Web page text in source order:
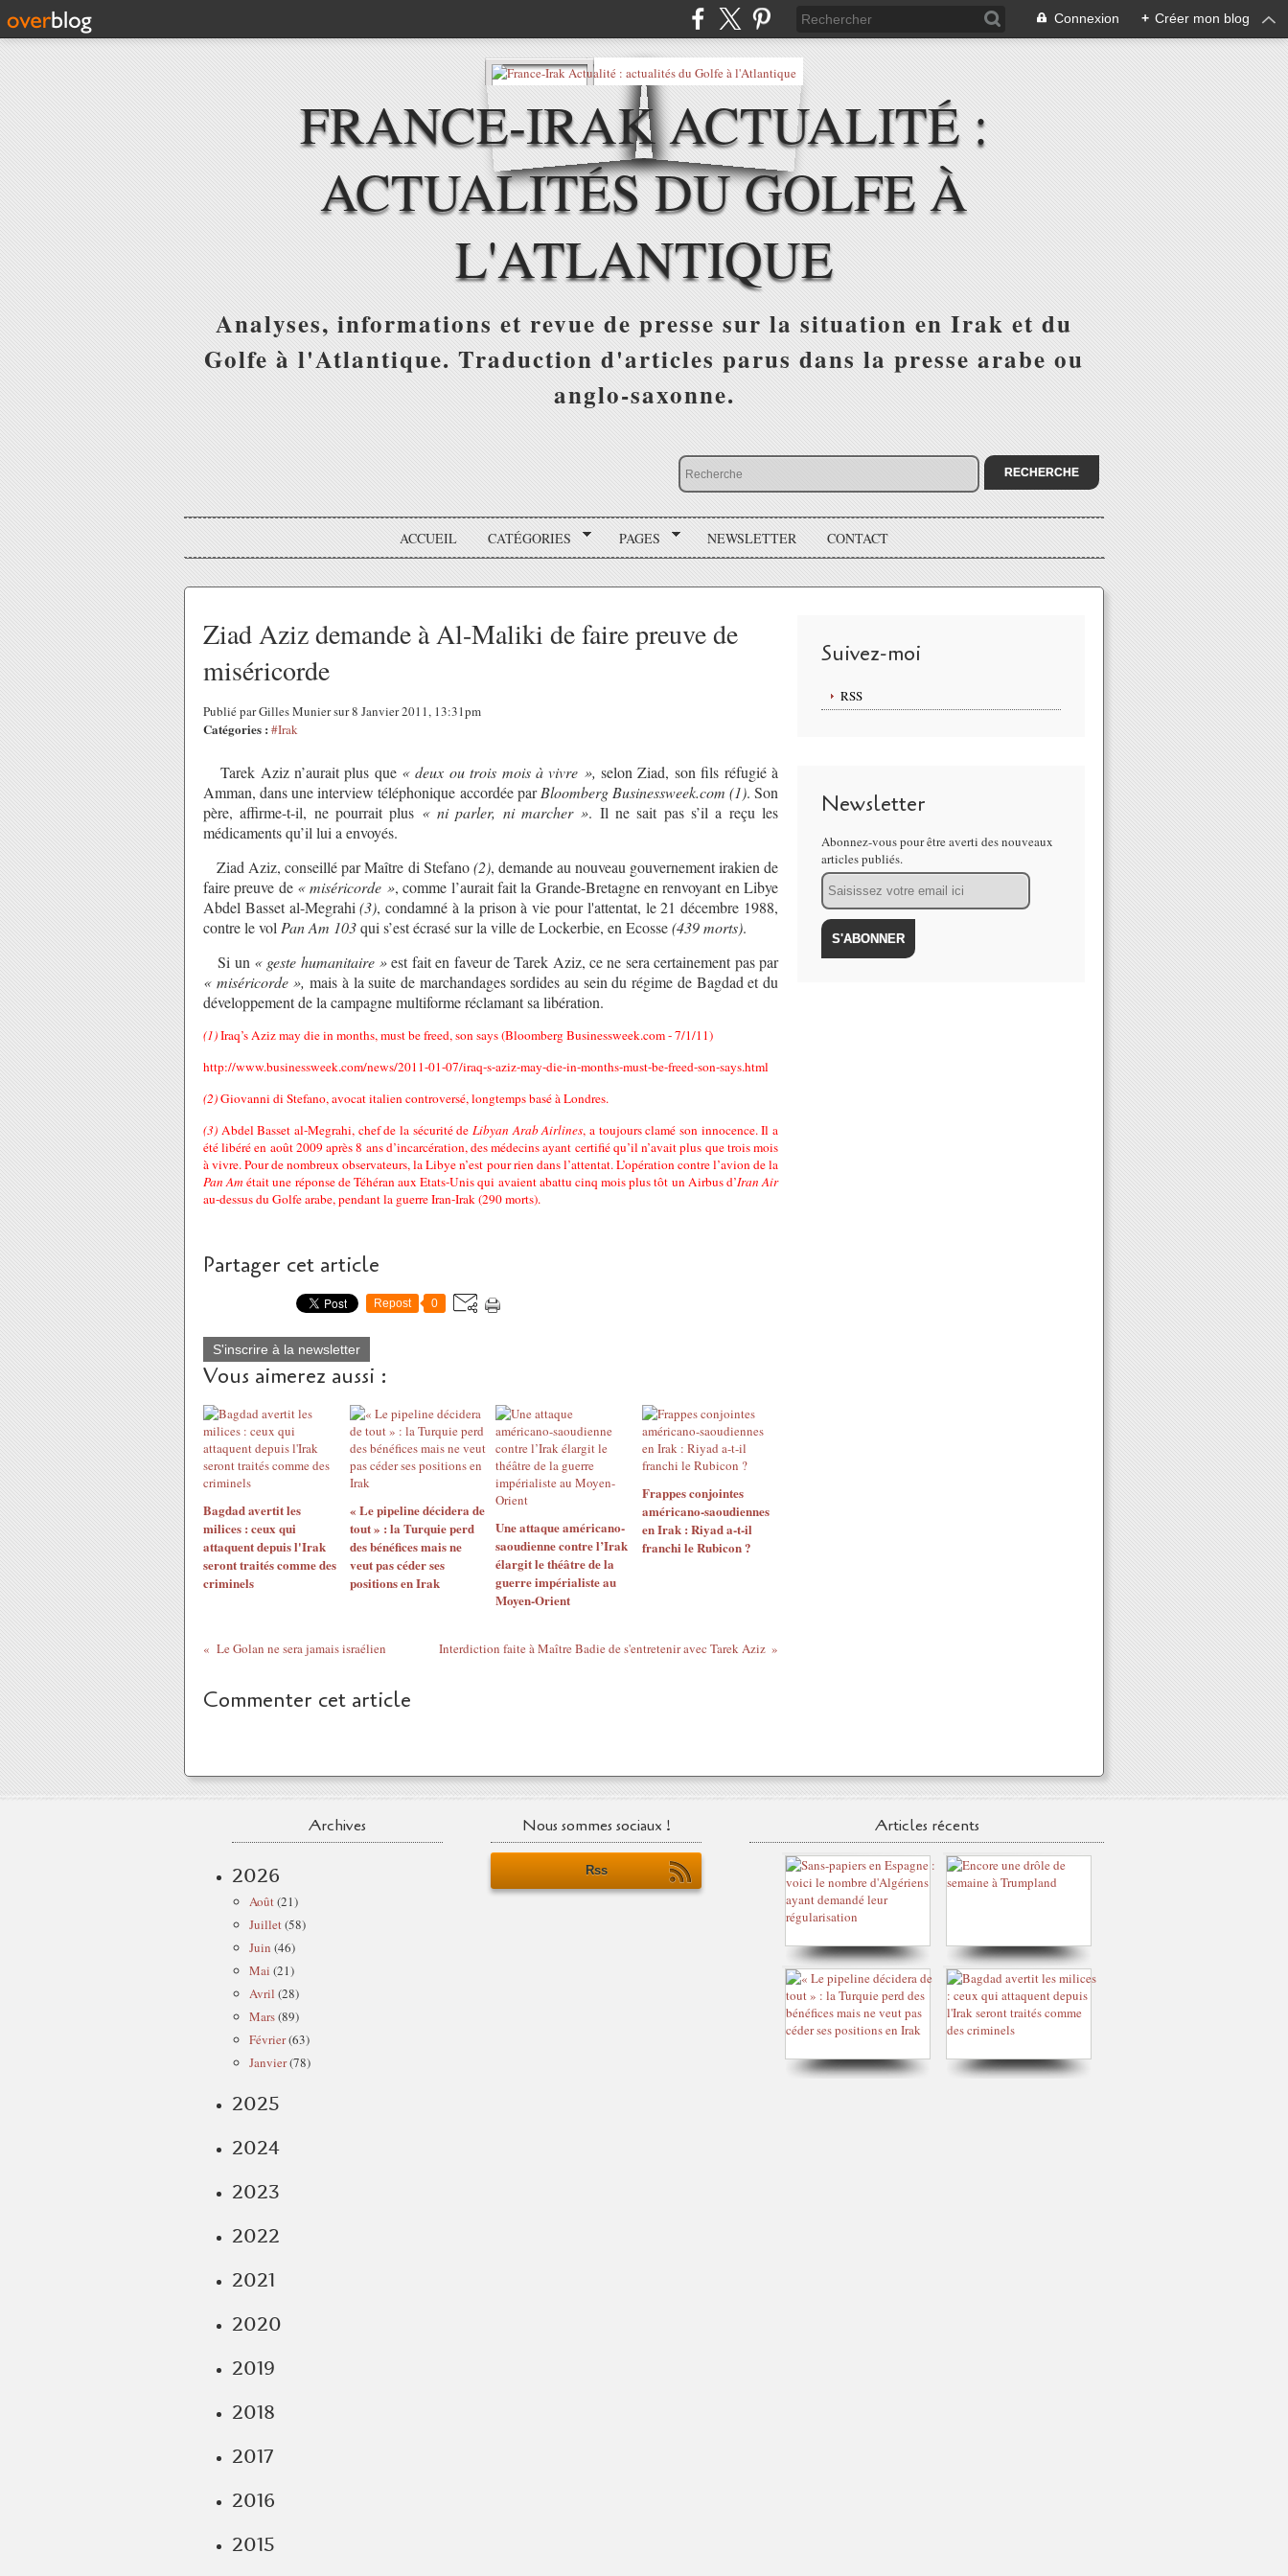
Connexion + Créer mon blog
FRANCE-IRAK ACTUALITÉ :
ACTUALITÉS DU GOLFE À
L'ATLANTIQUE
Analyses, informations et revue de presse sur la situation en Irak et du
Golfe à l'Atlantique. Traduction d'articles parus dans la presse arabe ou
anglo-saxonne.
ACCUEIL CATÉGORIES PAGES NEWSLETTER CONTACT
Ziad Aziz demande à Al-Maliki de faire preuve de
miséricorde
Publié par Gilles Munier sur 8 Janvier 2011, 13:31pm
Catégories : #Irak
Tarek Aziz n’aurait plus que « deux ou trois mois à vivre », selon Ziad, son fils réfugié à
Amman, dans une interview téléphonique accordée parBloomberg Businessweek.com (1). Son
père, affirme-t-il, ne pourrait plus « ni parler, ni marcher ». Il ne sait pas s’il a reçu les
médicaments qu’il lui a envoyés.
Ziad Aziz, conseillé par Maître di Stefano(2), demande au nouveau gouvernement irakien de
faire preuve de « miséricorde », comme l’aurait fait la Grande-Bretagne en renvoyant en Libye
Abdel Basset al-Megrahi(3), condamné à la prison à vie pour l'attentat, le 21 décembre 1988,
contre le vol Pan Am 103qui s’est écrasé sur la ville de Lockerbie, en Ecosse(439 morts).
Si un « geste humanitaire »est fait en faveur de Tarek Aziz, ce ne sera certainement pas par
« miséricorde », mais à la suite de marchandages sordides au sein du régime de Bagdad et du
développement de la campagne multiforme réclamant sa libération.
(1)Iraq’s Aziz may die in months, must be freed, son says (Bloomberg Businessweek.com - 7/1/11)
http://www.businessweek.com/news/2011-01-07/iraq-s-aziz-may-die-in-months-must-be-freed-son-says.html
(2)Giovanni di Stefano, avocat italien controversé, longtemps basé à Londres.
(3) Abdel Basset al-Megrahi, chef de la sécurité deLibyan Arab Airlines, a toujours clamé son innocence. Il a
été libéré en août 2009 après 8 ans d’incarcération, des médecins ayant certifié qu’il n’avait plus que trois mois
à vivre. Pour de nombreux observateurs, la Libye n’est pour rien dans l’attentat. L’opération contre l’avion de la
Pan Amétait une réponse de Téhéran aux Etats-Unis qui avaient abattu cinq mois plus tôt un Airbus d’Iran Air
au-dessus du Golfe arabe, pendant la guerre Iran-Irak (290 morts).
Partager cet article
Repost 0
S'inscrire à la newsletter
Vous aimerez aussi :
Bagdad avertit les
milices : ceux qui
attaquent depuis l'Irak
seront traités comme des
criminels
« Le pipeline décidera de
tout » : la Turquie perd
des bénéfices mais ne
veut pas céder ses
positions en Irak
Une attaque américano-
saoudienne contre l’Irak
élargit le théâtre de la
guerre impérialiste au
Moyen-Orient
Frappes conjointes
américano-saoudiennes
en Irak : Riyad a-t-il
franchi le Rubicon ?
Le Golan ne sera jamais israélien Interdiction faite à Maître Badie de s'entretenir avec Tarek Aziz
Commenter cet article
Suivez-moi
RSS
Newsletter
Abonnez-vous pour être averti des nouveaux
articles publiés.
Email
Archives
2026
Août(21)
Juillet(58)
Juin (46)
Mai (21)
Avril (28)
Mars(89)
Février(63)
Janvier(78)
2025
2024
2023
2022
2021
2020
2019
2018
2017
2016
2015
Nous sommes sociaux !
Rss
Articles récents